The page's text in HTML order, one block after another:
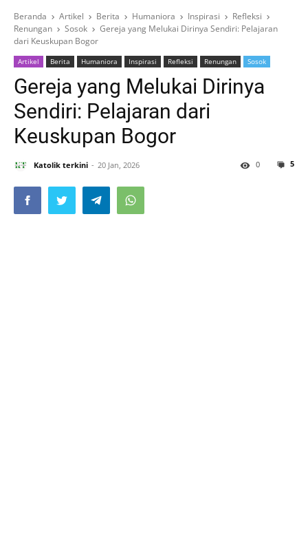
Beranda Artikel Berita Humaniora Inspirasi
Refleksi
Renungan
Sosok
Gereja yang Melukai Dirinya Sendiri: Pelajaran
dari Keuskupan Bogor
Artikel Berita Humaniora Inspirasi Refleksi Renungan Sosok
Gereja yang Melukai Dirinya
Sendiri: Pelajaran dari
Keuskupan Bogor
Katolik terkini 20 Jan, 2026 5
0